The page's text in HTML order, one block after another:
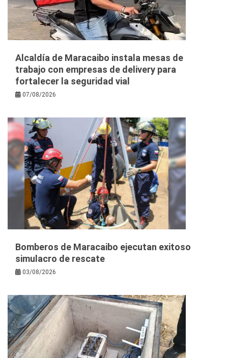
Alcaldía de Maracaibo instala mesas de
trabajo con empresas de delivery para
fortalecer la seguridad vial
07/08/2026
Bomberos de Maracaibo ejecutan exitoso
simulacro de rescate
03/08/2026